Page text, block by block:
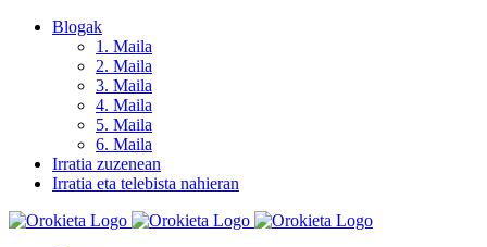
Skip
Blogak
1. Maila
2. Maila
3. Maila
4. Maila
5. Maila
6. Maila
Irratia zuzenean
Irratia eta telebista nahieran